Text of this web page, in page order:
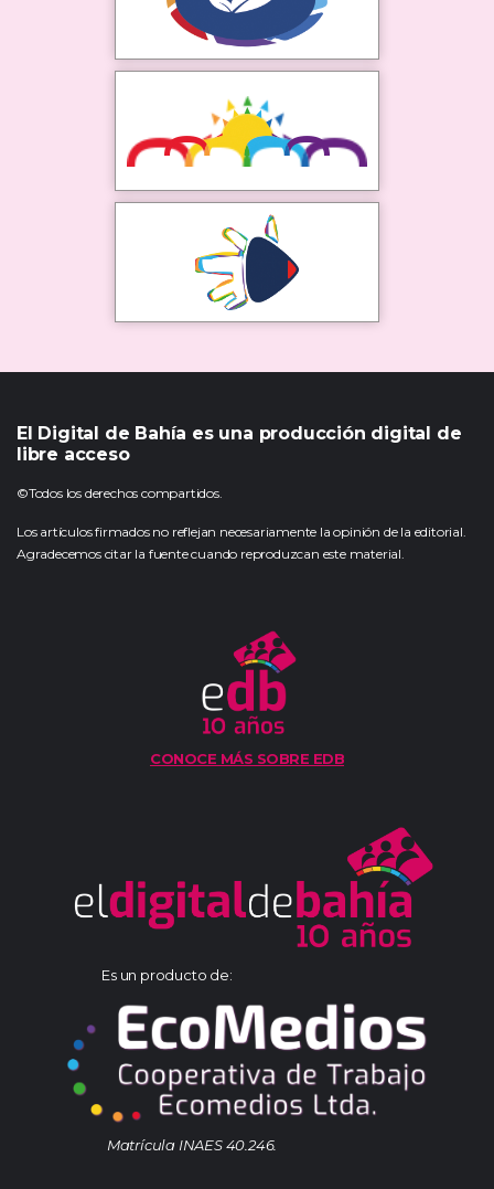
El Digital de Bahía es una producción digital de
libre acceso
©Todos los derechos compartidos.
Los artículos firmados no reflejan necesariamente la opinión de la editorial.
Agradecemos citar la fuente cuando reproduzcan este material.
CONOCE MÁS SOBRE EDB
Es un producto de:
Matrícula INAES 40.246.